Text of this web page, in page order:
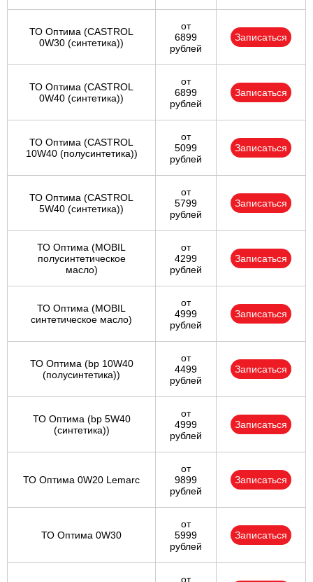
ТО Оптима (CASTROL
0W30 (синтетика))
от
6899
рублей
Записаться
ТО Оптима (CASTROL
0W40 (синтетика))
от
6899
рублей
Записаться
ТО Оптима (CASTROL
10W40 (полусинтетика))
от
5099
рублей
Записаться
ТО Оптима (CASTROL
5W40 (синтетика))
от
5799
рублей
Записаться
ТО Оптима (MOBIL
полусинтетическое
масло)
от
4299
рублей
Записаться
ТО Оптима (MOBIL
синтетическое масло)
от
4999
рублей
Записаться
ТО Оптима (bp 10W40
(полусинтетика))
от
4499
рублей
Записаться
ТО Оптима (bp 5W40
(синтетика))
от
4999
рублей
Записаться
ТО Оптима 0W20 Lemarc
от
9899
рублей
Записаться
ТО Оптима 0W30
от
5999
рублей
Записаться
от